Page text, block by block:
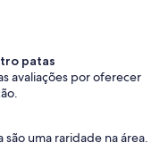
patas
avaliações por oferecer
uma raridade na área.